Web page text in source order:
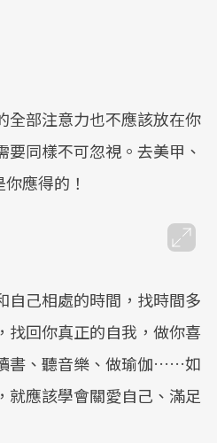
全部注意力也不應該放在你
同樣不可忽視。去美甲、
應得的！
自己相處的時間，找時間多
找回你真正的自我，做你喜
書、聽音樂、做瑜伽……如
就應該學會關愛自己、滿足